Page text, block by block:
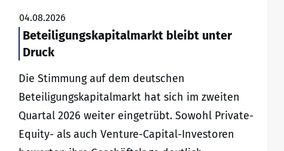
04.08.2026
Beteiligungskapitalmarkt bleibt unter
Druck
Die Stimmung auf dem deutschen
Beteiligungskapitalmarkt hat sich im zweiten
Quartal 2026 weiter eingetrübt. Sowohl Private-
Equity- als auch Venture-Capital-Investoren